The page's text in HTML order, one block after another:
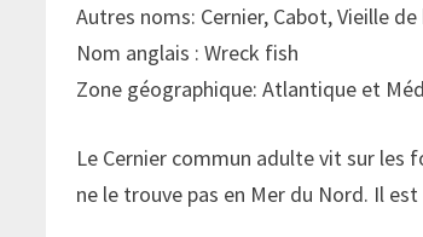
Autres noms: Cernier, Cabot, Vieille
Nom anglais : Wreck fish
Zone géographique: Atlantique et
Le Cernier commun adulte vit sur les
ne le trouve pas en Mer du Nord. Il